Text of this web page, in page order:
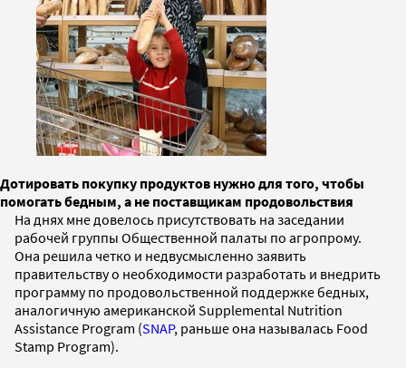
Дотировать покупку продуктов нужно для того, чтобы
помогать бедным, а не поставщикам продовольствия
На днях мне довелось присутствовать на заседании
рабочей группы Общественной палаты по агропрому.
Она решила четко и недвусмысленно заявить
правительству о необходимости разработать и внедрить
программу по продовольственной поддержке бедных,
аналогичную американской Supplemental Nutrition
Assistance Program (SNAP, раньше она называлась Food
Stamp Program).